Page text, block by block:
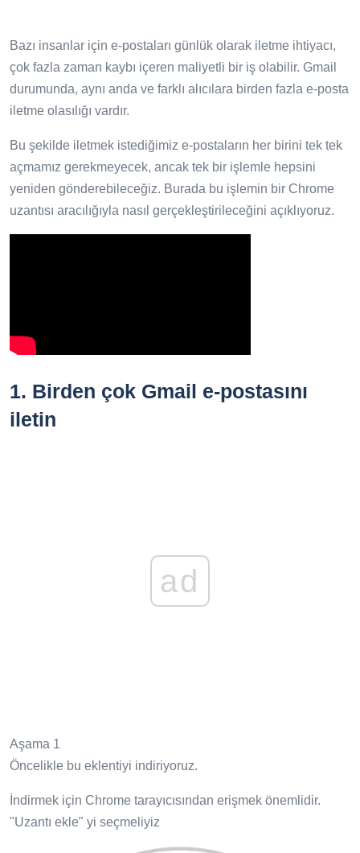
Bazı insanlar için e-postaları günlük olarak iletme ihtiyacı,
çok fazla zaman kaybı içeren maliyetli bir iş olabilir. Gmail
durumunda, aynı anda ve farklı alıcılara birden fazla e-posta
iletme olasılığı vardır.
Bu şekilde iletmek istediğimiz e-postaların her birini tek tek
açmamız gerekmeyecek, ancak tek bir işlemle hepsini
yeniden gönderebileceğiz. Burada bu işlemin bir Chrome
uzantısı aracılığıyla nasıl gerçekleştirileceğini açıklıyoruz.
1. Birden çok Gmail e-postasını
iletin
ad
Aşama 1
Öncelikle bu eklentiyi indiriyoruz.
İndirmek için Chrome tarayıcısından erişmek önemlidir.
"Uzantı ekle" yi seçmeliyiz